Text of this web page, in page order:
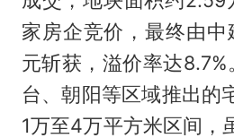
家房企竞价，最终由
元斩获，溢价率达
台、朝阳等区域推出的
1万至4万平方米区间，